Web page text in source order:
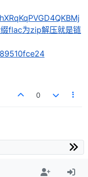
flac为zip解压就是链
0